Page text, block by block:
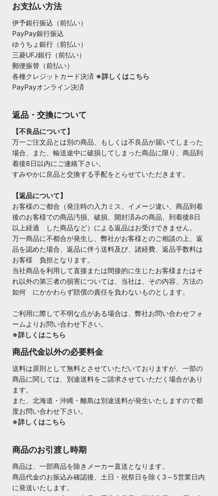
お支払い方法
伊予銀行振込（前払い）
PayPay銀行振込
ゆうちょ銀行（前払い）
三菱UFJ銀行（前払い）
郵便振替（前払い）
各種クレジットカード決済 ※詳しくはこちら
PayPayオンライン決済
返品・交換について
【不良品について】
万一ご注文品とは別の商品、もしくは不良品が届いてしまった
場合、また、輸送途中に破損してしまった商品に限り、商品到
着後8日以内にご連絡下さい。
すみやかに良品と交換する手配をとらせていただきます。
【返品について】
お客様のご都合（発注時の入力ミス、イメージ違い、商品到着
後のお客様での商品汚損、破損、開封済みの商品、到着後8日
以上経過 した商品など）による返品はお受けできません。
万一商品に不都合が発生し、弊社がお客様とのご相談の上、返
品を認めた場合、返品に伴う送料及び、諸経費、返品手数料は
お客様 負担となります。
当社商品を利用して直接または間接的に生じたお客様またはそ
れ以外の第三者の損害については、当社は、その内容、方法の
如何 にかかわらず賠償の責任を負わないものとします。
ご利用に際して不明な点がある場合は、弊社お問い合わせフォ
ームよりお問い合わせ下さい。
※詳しくはこちら
商品代金以外の必要料金
送料は原則として無料とさせていただいておりますが、一部の
商品に関しては、別途送料をご請求させていただく場合があり
ます。
また、北海道・沖縄・離島は別途送料が発生いたしますので都
度お問い合わせ下さい。
※詳しくはこちら
商品のお引渡し時期
商品は、一部商品を除きメーカー直送となります。
商品代金のお振込み確認後、土日・祝祭日を除く3～5営業日内
に発送いたします。